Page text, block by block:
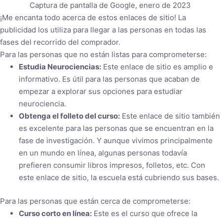
Captura de pantalla de Google, enero de 2023
¡Me encanta todo acerca de estos enlaces de sitio! La
publicidad los utiliza para llegar a las personas en todas las
fases del recorrido del comprador.
Para las personas que no están listas para comprometerse:
Estudia Neurociencias:Este enlace de sitio es amplio e
informativo. Es útil para las personas que acaban de
empezar a explorar sus opciones para estudiar
neurociencia.
Obtenga el folleto del curso:Este enlace de sitio también
es excelente para las personas que se encuentran en la
fase de investigación. Y aunque vivimos principalmente
en un mundo en línea, algunas personas todavía
prefieren consumir libros impresos, folletos, etc. Con
este enlace de sitio, la escuela está cubriendo sus bases.
Para las personas que están cerca de comprometerse:
Curso corto en línea:Este es el curso que ofrece la